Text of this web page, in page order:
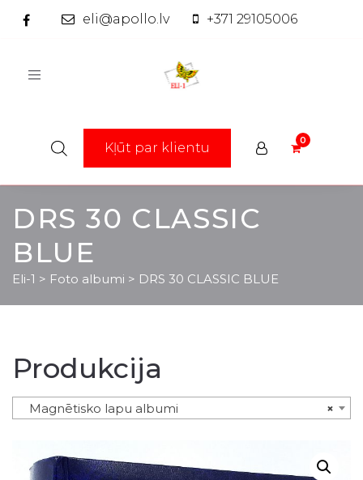
eli@apollo.lv +371 29105006
Toggle
Kļūt par klientu
DRS 30 CLASSIC
BLUE
Eli-1 > Foto albumi > DRS 30 CLASSIC BLUE
Produkcija
×
Magnētisko lapu albumi